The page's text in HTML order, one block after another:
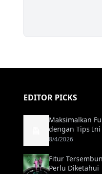
EDITOR PICKS
Maksimalkan
dengan Tips Ini
8/4/2026
Fitur
Perlu Diketahui